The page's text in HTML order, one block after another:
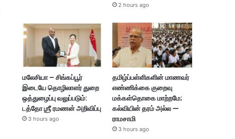
2 hours ago
மலேசியா – சிங்கப்பூர்
இடையே தொழிலாளர் துறை
ஒத்துழைப்பு வலுப்படும்:
டத்தோ ஶ்ரீ ரமணன் அறிவிப்பு
3 hours ago
தமிழ்ப்பள்ளிகளின் மாணவர்
எண்ணிக்கை குறைவு
மக்கள்தொகை மாற்றமே;
கல்வியின் தரம் அல்ல —
ராமசாமி
3 hours ago